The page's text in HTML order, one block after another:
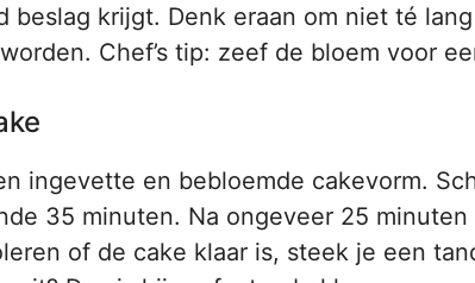
beslag krijgt. Denk eraan om niet té
Chef’s tip: zeef de bloem voor
ingevette en bebloemde cakevorm.
35 minuten. Na ongeveer 25
of de cake klaar is, steek je een